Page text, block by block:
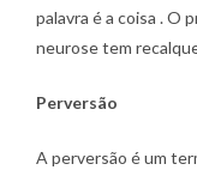
palavra é a coisa . O
neurose tem
Perversão
A perversão é um